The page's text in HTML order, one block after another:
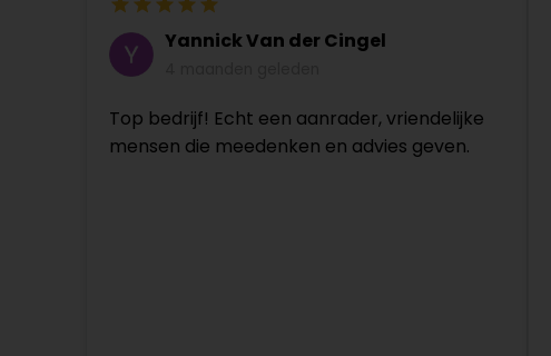
Yannick Van der Cingel
Top bedrijf! Echt een aanrader, vriendelijke
mensen die meedenken en advies geven.